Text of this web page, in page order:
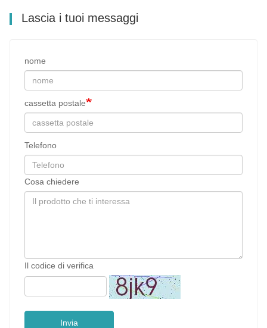
Lascia i tuoi messaggi
nome
cassetta postale
Telefono
Cosa chiedere
Il codice di verifica
Invia